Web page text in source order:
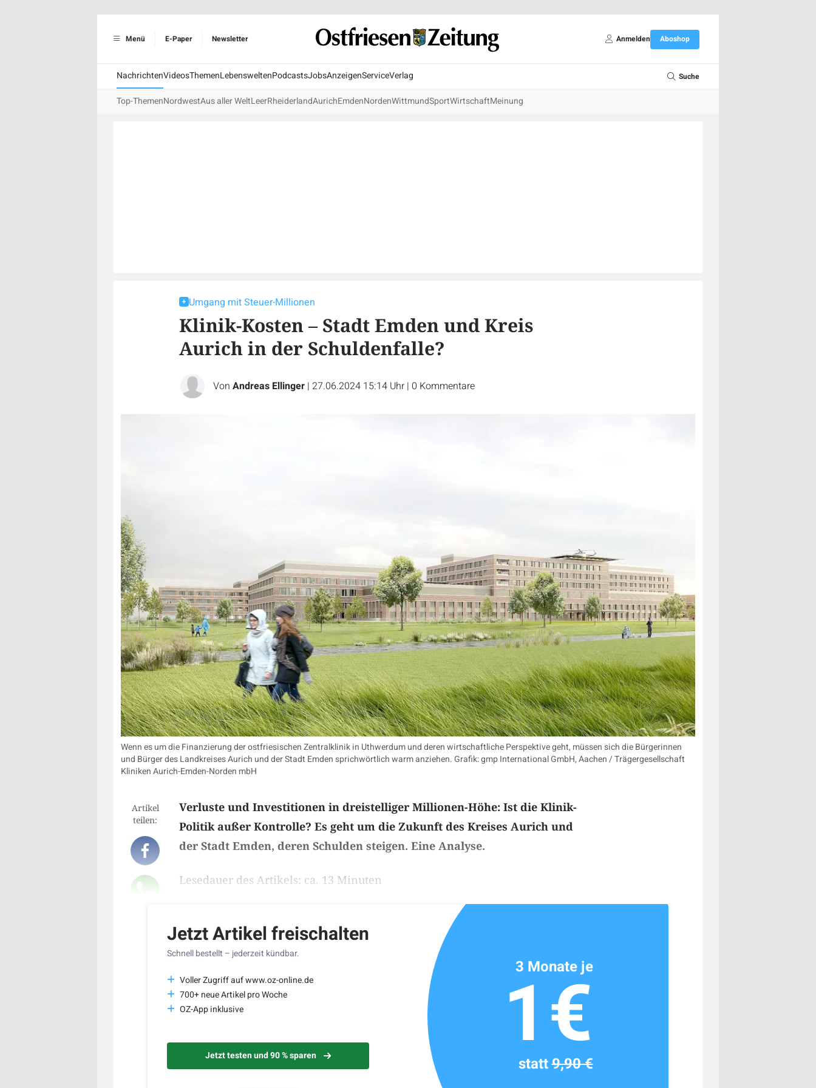
Menü E-Paper Newsletter Anmelden Aboshop
NachrichtenVideosThemenLebensweltenPodcastsJobsAnzeigenServiceVerlag Suche
Top-ThemenNordwestAus aller WeltLeerRheiderlandAurichEmdenNordenWittmundSportWirtschaftMeinung
Umgang mit Steuer-Millionen
Klinik-Kosten – Stadt Emden und Kreis
Aurich in der Schuldenfalle?
Von Andreas Ellinger | 27.06.2024 15:14 Uhr | 0 Kommentare
Wenn es um die Finanzierung der ostfriesischen Zentralklinik in Uthwerdum und deren wirtschaftliche Perspektive geht, müssen sich die Bürgerinnen
und Bürger des Landkreises Aurich und der Stadt Emden sprichwörtlich warm anziehen. Grafik: gmp International GmbH, Aachen / Trägergesellschaft
Kliniken Aurich-Emden-Norden mbH
Artikel
teilen:
Verluste und Investitionen in dreistelliger Millionen-Höhe: Ist die Klinik-
Politik außer Kontrolle? Es geht um die Zukunft des Kreises Aurich und
der Stadt Emden, deren Schulden steigen. Eine Analyse.
Lesedauer des Artikels: ca. 13 Minuten
Jetzt Artikel freischalten
Schnell bestellt – jederzeit kündbar.
Voller Zugriff auf www.oz-online.de
700+ neue Artikel pro Woche
OZ-App inklusive
Jetzt testen und 90 % sparen
3 Monate je
1€
statt9,90 €